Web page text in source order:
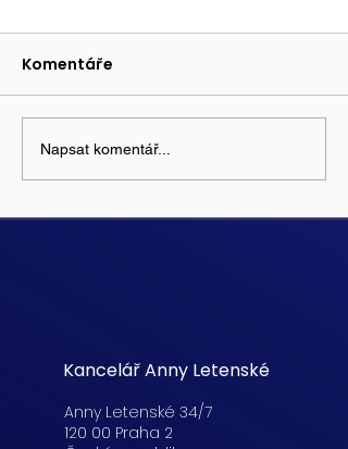
Komentáře
Napsat komentář...
Kancelář Anny Letenské
Anny Letenské 34/7
120 00 Praha 2